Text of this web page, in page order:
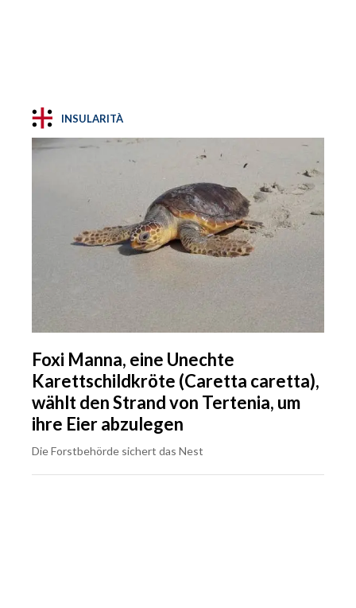
INSULARITÀ
Foxi Manna, eine Unechte
Karettschildkröte (Caretta caretta),
wählt den Strand von Tertenia, um
ihre Eier abzulegen
Die Forstbehörde sichert das Nest